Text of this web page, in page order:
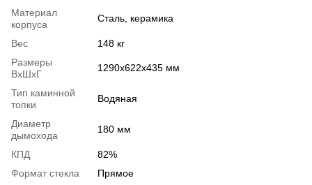
Материал
корпуса
Сталь, керамика
Вес
148 кг
Размеры
ВхШхГ
1290x622x435 мм
Тип каминной
топки
Водяная
Диаметр
дымохода
180 мм
КПД
82%
Формат стекла
Прямое